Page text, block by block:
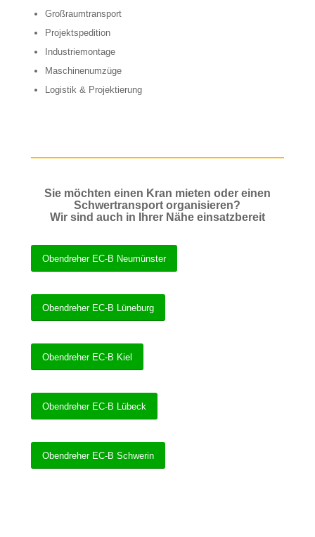
Großraumtransport
Projektspedition
Industriemontage
Maschinenumzüge
Logistik & Projektierung
Sie möchten einen Kran mieten oder einen
Schwertransport organisieren?
Wir sind auch in Ihrer Nähe einsatzbereit
Obendreher EC-B Neumünster
Obendreher EC-B Lüneburg
Obendreher EC-B Kiel
Obendreher EC-B Lübeck
Obendreher EC-B Schwerin